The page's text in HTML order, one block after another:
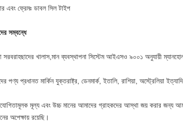
এবং ফ্রেমঃ ডাবল সিল টাইপ
সম্বন্ধে
সরবরাহছাদের খালাস, মান ব্যবস্থাপনা সিস্টেম আইএসও ৯০০১ অনুযায়ী
পণ্য প্রধানত মার্কিন যুক্তরাষ্ট্র, ডেনমার্ক, ইতালি, রাশিয়া, অস্ট্রেলিয়া
মূল্য এবং উচ্চ মানের আমাদের গ্রাহকদের আস্থা জয় করার জন্য
অপেক্ষায় রয়েছি।